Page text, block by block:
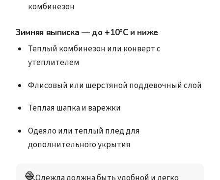
комбинезон
Зимняя выписка — до +10°C и ниже
Теплый комбинезон или конверт с
утеплителем
Флисовый или шерстяной поддевочный слой
Теплая шапка и варежки
Одеяло или теплый плед для
дополнительного укрытия
🧶